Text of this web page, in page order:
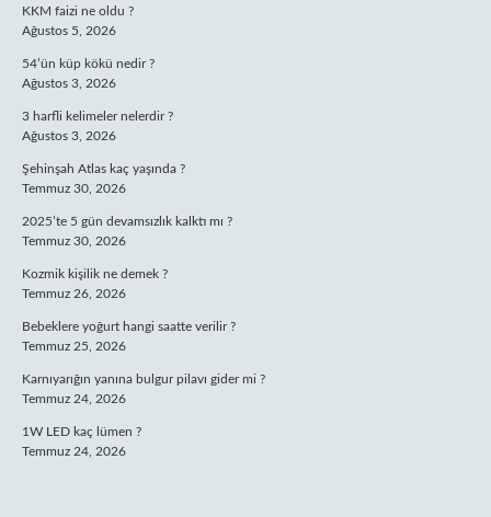
KKM faizi ne oldu ?
Ağustos 5, 2026
54’ün küp kökü nedir ?
Ağustos 3, 2026
3 harfli kelimeler nelerdir ?
Ağustos 3, 2026
Şehinşah Atlas kaç yaşında ?
Temmuz 30, 2026
2025’te 5 gün devamsızlık kalktı mı ?
Temmuz 30, 2026
Kozmik kişilik ne demek ?
Temmuz 26, 2026
Bebeklere yoğurt hangi saatte verilir ?
Temmuz 25, 2026
Karnıyarığın yanına bulgur pilavı gider mi ?
Temmuz 24, 2026
1W LED kaç lümen ?
Temmuz 24, 2026